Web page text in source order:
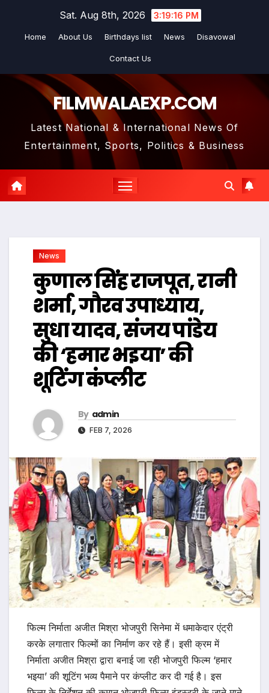
Sat. Aug 8th, 2026 3:19:16 PM
Home About Us Birthdays list News Disavowal
Contact Us
FILMWALAEXP.COM
Latest National & International News Of
Entertainment, Sports, Politics & Business
News
कुणाल सिंह राजपूत, रानी
शर्मा, गौरव उपाध्याय,
सुधा यादव, संजय पांडेय
की ‘हमार भइया’ की
शूटिंग कंप्लीट
By admin
FEB 7, 2026
फिल्म निर्माता अजीत मिश्रा भोजपुरी सिनेमा में धमाकेदार एंट्री
करके लगातार फिल्मों का निर्माण कर रहे हैं। इसी क्रम में
निर्माता अजीत मिश्रा द्वारा बनाई जा रही भोजपुरी फिल्म ‘हमार
भइया’ की शूटिंग भव्य पैमाने पर कंप्लीट कर दी गई है। इस